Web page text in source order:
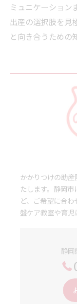
ミュニケーション
出産の選択肢を見
と向き合うための
かかりつけの助
たします。静岡
ど、ご希望に合
盤ケア教室や育児
静岡